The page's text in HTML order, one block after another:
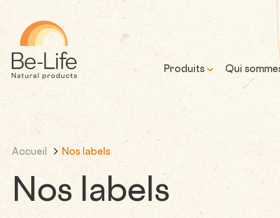
Produits Qui
Notre
Notre
Accueil Nos labels
Nos labels